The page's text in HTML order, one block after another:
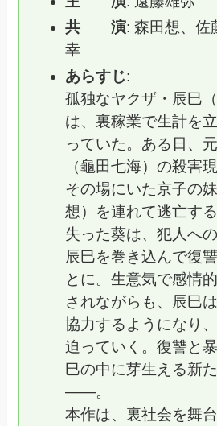
共 演: 森田想、佐
幸
あらすじ:
孤独なヤクザ・辰巳（
は、裏稼業で生計を
っていた。ある日、
（龜田七海）の殺害
その場にいた京子の
想）を連れて逃亡す
失った葵は、犯人へ
辰巳を巻き込んで復
とに。生意気で感情
されながらも、辰巳
協力するようになり
迫っていく。復讐と
巳の中に芽生える新
――。
本作は、裏社会を舞